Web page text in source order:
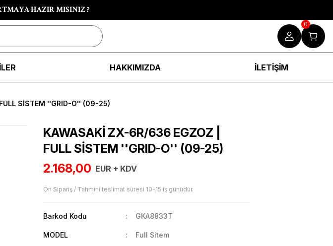
HAZIR MISINIZ ?
0
HAKKIMIZDA İLETİŞİM
SİSTEM ''GRID-O'' (09-25)
KAWASAKİ ZX-6R/636 EGZOZ |
FULL SİSTEM ''GRID-O'' (09-25)
2.168,00 EUR + KDV
Ön Sipariş / Tahmini teslimat süresi 10-15 iş günüdür.
Barkod Kodu GKA8833T
MODEL Full Sitem